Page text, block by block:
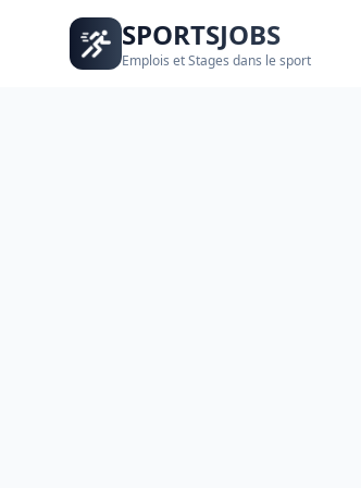
SPORTSJOBS
Emplois et Stages dans le sport